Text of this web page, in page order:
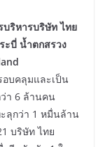
หารบริษัท ไทย
ะบี่ น้ำตกสรวง
บคลุมและเป็น
า 6 ล้านคน
ลุกว่า 1 หมื่นล้าน
บริษัท ไทย